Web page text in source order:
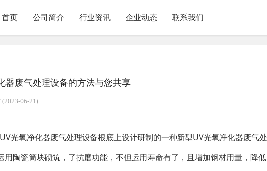
首页 公司简介 行业资讯 企业动态 联系我们
器废气处理设备的方法与您共享
(2023-06-21)
光氧净化器废气处理设备根底上设计研制的一种新型UV光氧净化器废气
陶瓷筒块砌筑，了抗磨功能，不但运用寿命有了，且增加钢材用量，降